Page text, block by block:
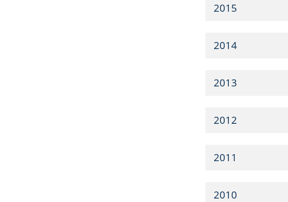
2015
2014
2013
2012
2011
2010